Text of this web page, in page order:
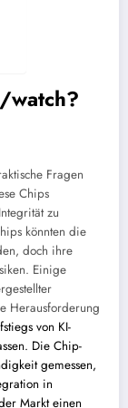
watch?
Fragen
Chips
zu
könnten die
doch ihre
Einige
Herausforderung
von KI-
Die Chip-
gemessen,
in
Markt einen